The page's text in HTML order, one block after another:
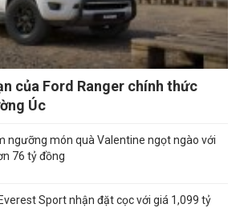
của Ford Ranger chính thức
Úc
ngưỡng món quà Valentine ngọt ngào với
76 tỷ đồng
Sport nhận đặt cọc với giá 1,099 tỷ